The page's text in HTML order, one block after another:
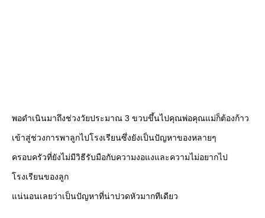
พอดำเนินมาถึงช่วงวัยประมาณ 3 ขวบขึ้นไปคุณพ่อคุณแม่ก็ต้องก้าว
เข้าสู่ช่วงการพาลูกไปโรงเรียนซึ่งยังเป็นปัญหาของหลายๆ
ครอบครัวที่ยังไม่มีวิธีรับมือกับความงอแงและความไม่อยากไป
โรงเรียนของลูก
แน่นอนเลยว่าเป็นปัญหาที่น่าปวดหัวมากทีเดียว